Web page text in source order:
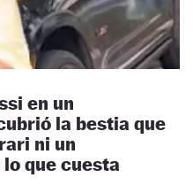
en un
la bestia que
ni un
que cuesta